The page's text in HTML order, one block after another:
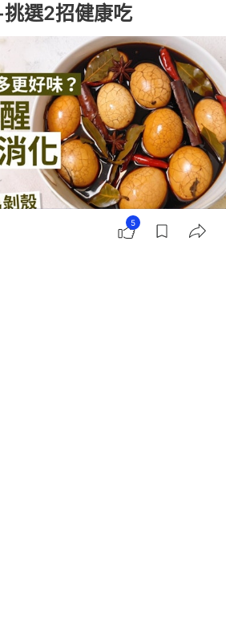
選2招健康吃
5